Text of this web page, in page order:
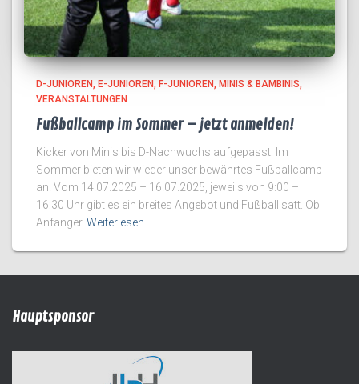
D-JUNIOREN E-JUNIOREN F-JUNIOREN
MINIS & BAMBINIS
VERANSTALTUNGEN
Fußballcamp im Sommer – jetzt anmelden!
Kicker von Minis bis D-Nachwuchs aufgepasst: Im
Sommer bieten wir wieder unser bewährtes Fußballcamp
an. Vom 14.07.2025 – 16.07.2025, jeweils von 9:00 –
16:30 Uhr gibt es ein breites Angebot und Fußball satt. Ob
Anfänger Weiterlesen
Hauptsponsor